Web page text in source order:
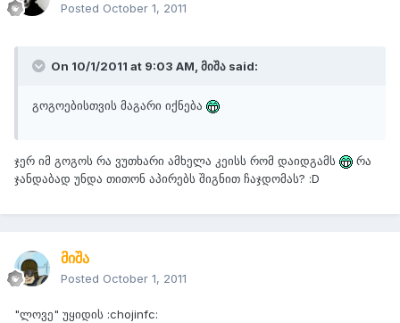
Posted October 1, 2011
On 10/1/2011 at 9:03 AM, მიშა said:
გოგოებისთვის მაგარი იქნება
ჯერ იმ გოგოს რა ვუთხარი ამხელა კეისს რომ დაიდგამს
რა
ჯანდაბად უნდა თითონ აპირებს შიგნით ჩაჯდომას? :D
მიშა
Posted October 1, 2011
"ლოვე" უყიდის :chojinfc: